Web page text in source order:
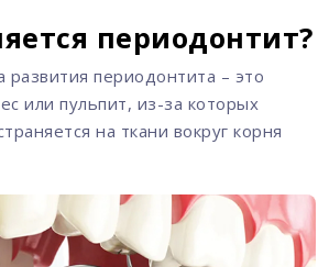
периодонтит?
развития периодонтита – это
или пульпит, из-за которых
на ткани вокруг корня